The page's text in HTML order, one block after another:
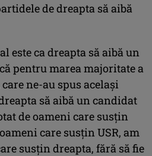
de dreapta să aibă
este ca dreapta să aibă un
pentru marea majoritate a
ne-au spus acelaşi
să aibă un candidat
de oameni care susţin
care susţin USR, am
susţin dreapta, fără să fie